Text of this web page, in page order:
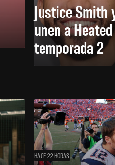
Justice Smith
unen a
temporada 2
HACE 22 HORAS